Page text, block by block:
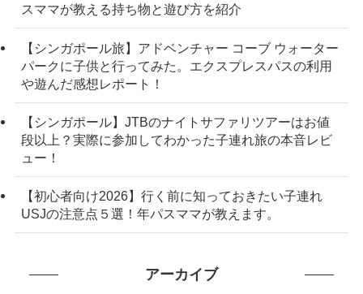
スママが教える持ち物と遊び方を紹介
【シンガポール旅】アドベンチャー コーブ ウォーター
パークに子供と行ってみた。エクスプレスパスの利用
や遊んだ感想レポート！
【シンガポール】JTBのナイトサファリツアーはお値
段以上？実際に参加してわかった子連れ旅の本音レビ
ュー！
【初心者向け2026】行く前に知っておきたい子連れ
USJの注意点５選！年パスママが教えます。
アーカイブ